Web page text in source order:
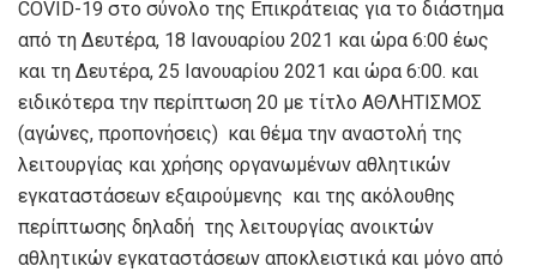
COVID-19 στο σύνολο της Επικράτειας για το διάστημα
από τη Δευτέρα, 18 Ιανουαρίου 2021 και ώρα 6:00 έως
και τη Δευτέρα, 25 Ιανουαρίου 2021 και ώρα 6:00. και
ειδικότερα την περίπτωση 20 με τίτλο ΑΘΛΗΤΙΣΜΟΣ
(αγώνες, προπονήσεις) και θέμα την αναστολή της
λειτουργίας και χρήσης οργανωμένων αθλητικών
εγκαταστάσεων εξαιρούμενης και της ακόλουθης
περίπτωσης δηλαδή της λειτουργίας ανοικτών
αθλητικών εγκαταστάσεων αποκλειστικά και μόνο από